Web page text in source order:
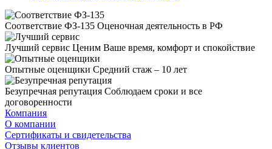
Соответствие ФЗ-135 Оценочная деятельность в РФ
Лучший сервис Ценим Ваше время, комфорт и спокойствие
Опытные оценщики Средний стаж – 10 лет
Безупречная репутация Соблюдаем сроки и все
договоренности
Компания
О компании
Сертификаты и свидетельства
Отзывы клиентов